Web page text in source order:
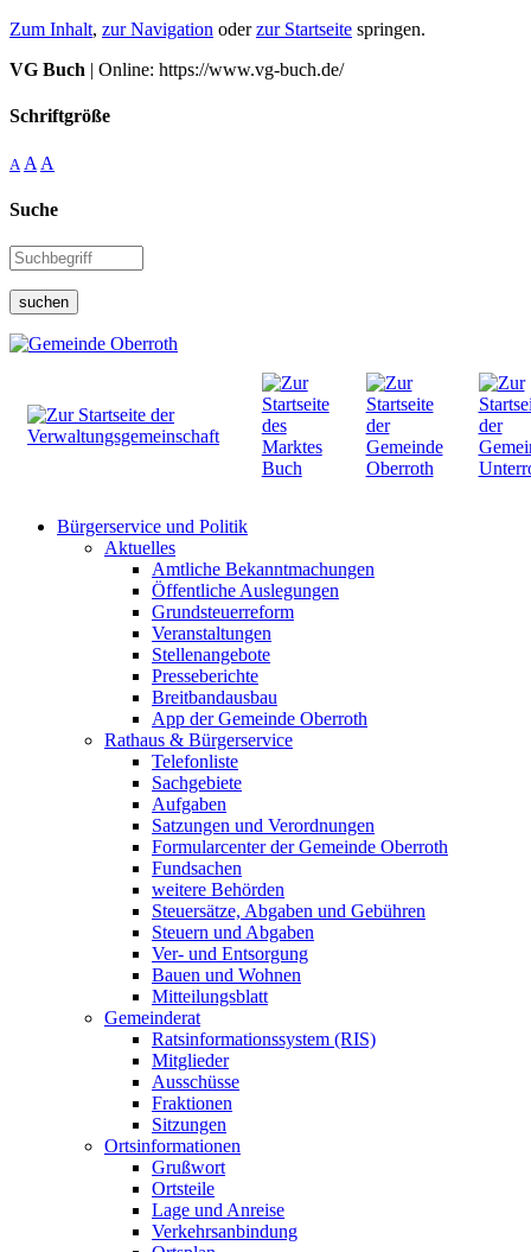
Zum Inhalt, zur Navigation oderzur Startseite springen.
VG Buch | Online: https://www.vg-buch.de/
Schriftgröße
A A A
Suche
suchen
Bürgerservice und Politik
Aktuelles
Amtliche Bekanntmachungen
Öffentliche Auslegungen
Grundsteuerreform
Veranstaltungen
Stellenangebote
Presseberichte
Breitbandausbau
App der Gemeinde Oberroth
Rathaus & Bürgerservice
Telefonliste
Sachgebiete
Aufgaben
Satzungen und Verordnungen
Formularcenter der Gemeinde Oberroth
Fundsachen
weitere Behörden
Steuersätze, Abgaben und Gebühren
Steuern und Abgaben
Ver- und Entsorgung
Bauen und Wohnen
Mitteilungsblatt
Gemeinderat
Ratsinformationssystem (RIS)
Mitglieder
Ausschüsse
Fraktionen
Sitzungen
Ortsinformationen
Grußwort
Ortsteile
Lage und Anreise
Verkehrsanbindung